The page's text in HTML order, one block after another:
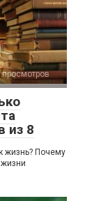
из 8
жизнь? Почему